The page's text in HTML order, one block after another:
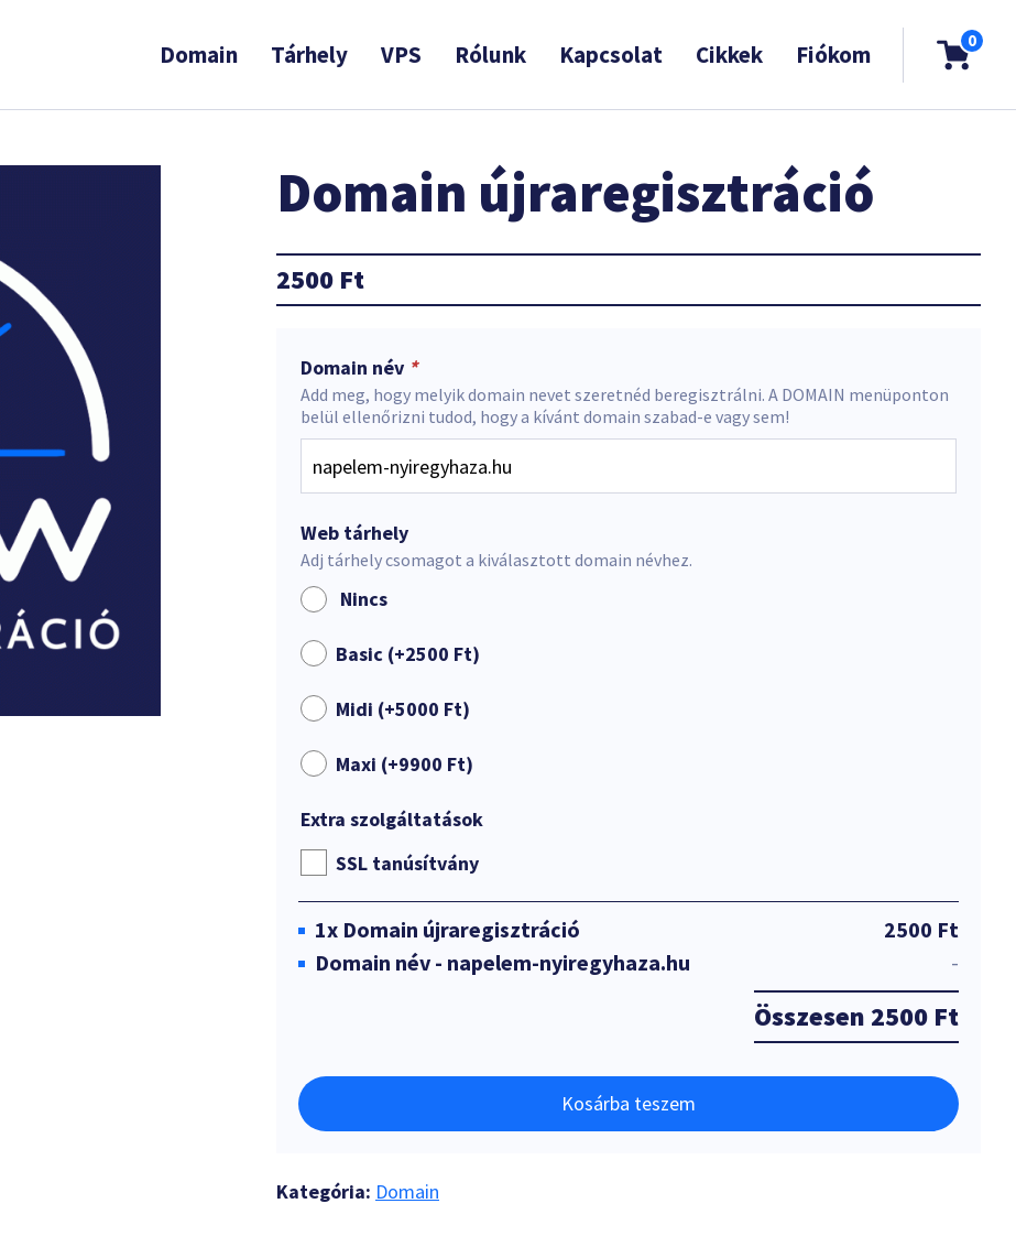
Domain Tárhely VPS Rólunk Kapcsolat Cikkek Fiókom 0
Domain újraregisztráció
2500 Ft
Domain név *
Add meg, hogy melyik domain nevet szeretnéd beregisztrálni. A DOMAIN menüponton
belül ellenőrizni tudod, hogy a kívánt domain szabad-e vagy sem!
Web tárhely
Adj tárhely csomagot a kiválasztott domain névhez.
Nincs
Basic (+2500 Ft)
Midi (+5000 Ft)
Maxi (+9900 Ft)
Extra szolgáltatások
SSL tanúsítvány
1x Domain újraregisztráció
2500 Ft
Domain név - napelem-nyiregyhaza.hu
-
Összesen 2500 Ft
Kosárba teszem
Kategória: Domain